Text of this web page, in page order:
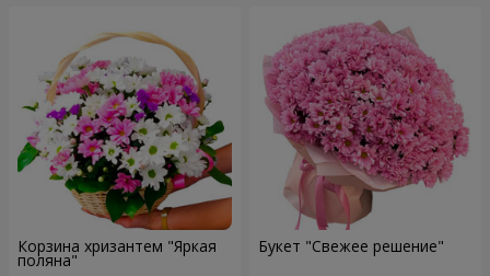
Корзина хризантем "Яркая
поляна"
Букет "Свежее решение"